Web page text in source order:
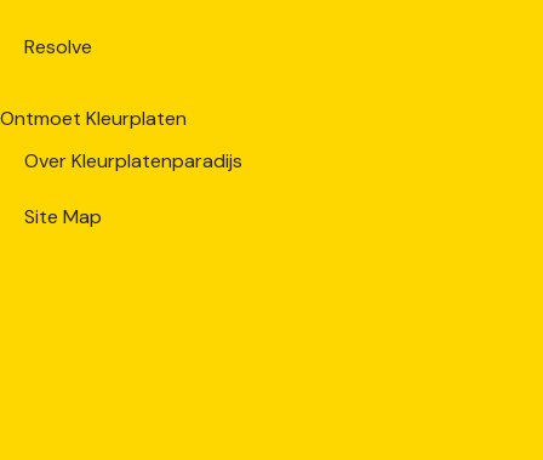
Resolve
Ontmoet Kleurplaten
Over Kleurplatenparadijs
Site Map